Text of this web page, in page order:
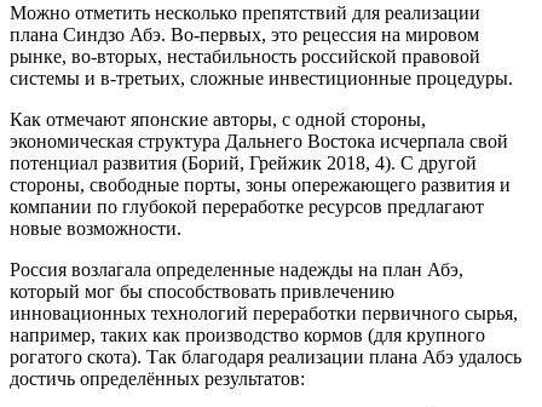
Можно отметить несколько препятствий для реализации
плана Синдзо Абэ. Во-первых, это рецессия на мировом
рынке, во-вторых, нестабильность российской правовой
системы и в-третьих, сложные инвестиционные процедуры.
Как отмечают японские авторы, с одной стороны,
экономическая структура Дальнего Востока исчерпала свой
потенциал развития (Борий, Грейжик 2018, 4). С другой
стороны, свободные порты, зоны опережающего развития и
компании по глубокой переработке ресурсов предлагают
новые возможности.
Россия возлагала определенные надежды на план Абэ,
который мог бы способствовать привлечению
инновационных технологий переработки первичного сырья,
например, таких как производство кормов (для крупного
рогатого скота). Так благодаря реализации плана Абэ удалось
достичь определённых результатов: